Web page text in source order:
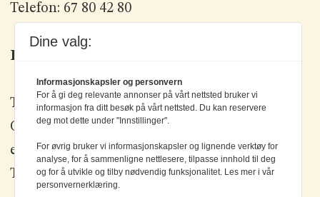
Telefon: 67 80 42 80
Kontakt oss
Tlf: +47 67 80 42 80
Olav Brunborgs vei 6, 1396 Billingstad
epost: elektronikk@elektronikkforlaget.no
Tips oss:tips@elektronikkforlaget.no
Dine valg:
Informasjonskapsler og personvern
For å gi deg relevante annonser på vårt nettsted bruker vi
informasjon fra ditt besøk på vårt nettsted. Du kan reservere
deg mot dette under "Innstillinger".
For øvrig bruker vi informasjonskapsler og lignende verktøy for
analyse, for å sammenligne nettlesere, tilpasse innhold til deg
og for å utvikle og tilby nødvendig funksjonalitet. Les mer i vår
personvernerklæring.